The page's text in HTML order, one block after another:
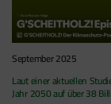
September 2025
Laut einer aktuellen
Jahr 2050 auf über 38